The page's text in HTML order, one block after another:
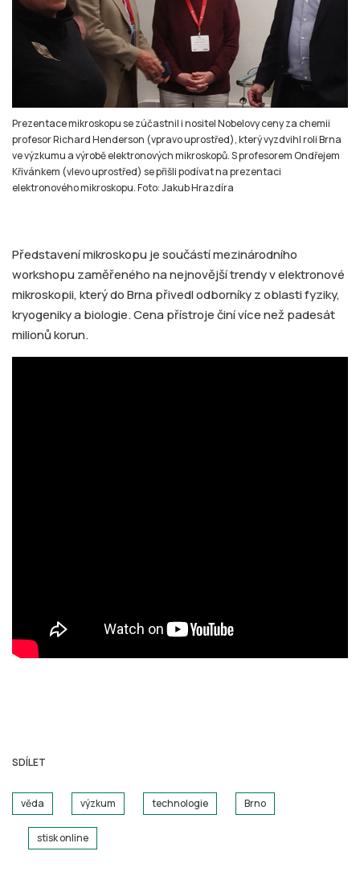
Prezentace mikroskopu se zúčastnil i nositel Nobelovy ceny za chemii
profesor Richard Henderson (vpravo uprostřed), který vyzdvihl roli Brna
ve výzkumu a výrobě elektronových mikroskopů. S profesorem Ondřejem
Křivánkem (vlevo uprostřed) se přišli podívat na prezentaci
elektronového mikroskopu. Foto: Jakub Hrazdíra
Představení mikroskopu je součástí mezinárodního
workshopu zaměřeného na nejnovější trendy v elektronové
mikroskopii, který do Brna přivedl odborníky z oblasti fyziky,
kryogeniky a biologie. Cena přístroje činí více než padesát
milionů korun.
SDÍLET
věda výzkum technologie Brno
stisk online